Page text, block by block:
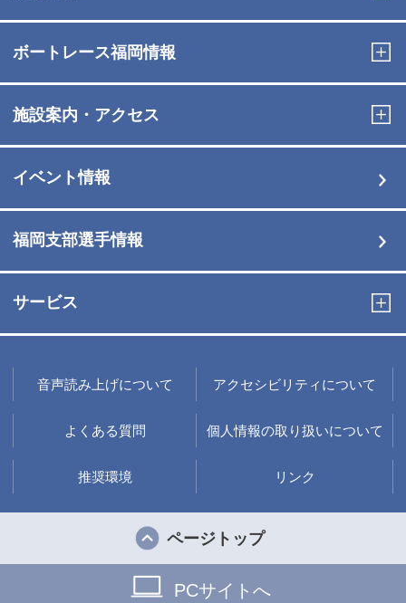
ボートレース福岡情報
施設案内・アクセス
イベント情報
福岡支部選手情報
サービス
音声読み上げについて アクセシビリティについて
よくある質問 個人情報の取り扱いについて
推奨環境 リンク
ページトップ
PCサイトへ